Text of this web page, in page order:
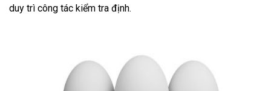
duy trì công tác kiểm tra định.